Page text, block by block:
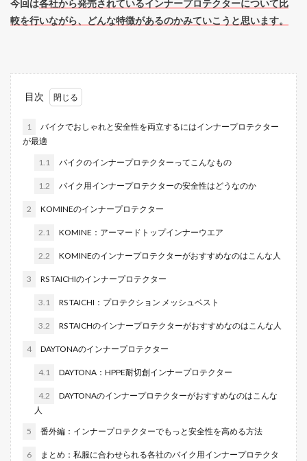
今回は各社から発売されているインナープロテクターについて比
較を行いながら、どんな特徴があるのかみていこうと思います。
目次
1
バイクでおしゃれと安全性を両立するにはインナープロテクター
が最適
1.1 バイクのインナープロテクターってこんなもの
1.2 バイク用インナープロテクターの安全性はどうなのか
2 KOMINEのインナープロテクター
2.1 KOMINE：アーマードトップインナーウエア
2.2 KOMINEのインナープロテクターがおすすめなのはこんな人
3 RS TAICHIのインナープロテクター
3.1 RS TAICHI：プロテクション メッシュベスト
3.2 RS TAICHのインナープロテクターがおすすめなのはこんな人
4 DAYTONAのインナープロテクター
4.1 DAYTONA：HPPE耐切創インナープロテクター
4.2
DAYTONAのインナープロテクターがおすすめなのはこんな
人
5 番外編：インナープロテクターでもっと安全性を高める方法
6
まとめ：私服に合わせられる各社のバイク用インナープロテクタ